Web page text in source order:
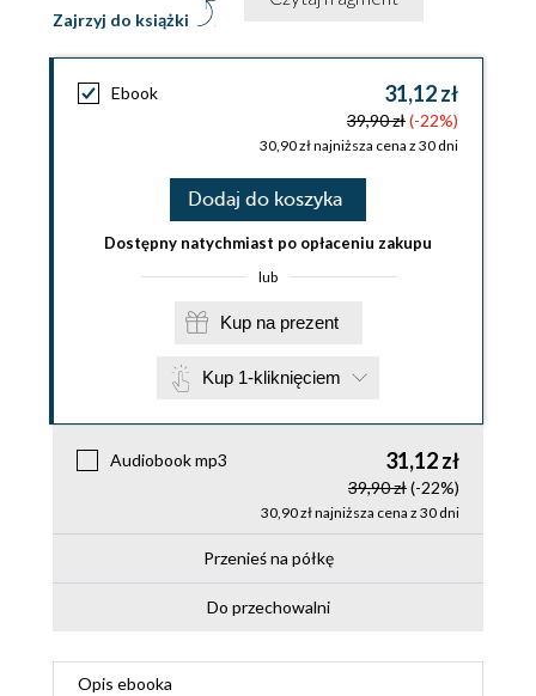
Zajrzyj do książki
Ebook 31,12 zł
39,90 zł(-22%)
30,90 zł najniższa cena z 30 dni
Dodaj do koszyka
Dostępny natychmiast po opłaceniu zakupu
lub
Kup na prezent
Kup 1-kliknięciem
Audiobook mp3 31,12 zł
39,90 zł(-22%)
30,90 zł najniższa cena z 30 dni
Przenieś na półkę
Do przechowalni
Opis ebooka